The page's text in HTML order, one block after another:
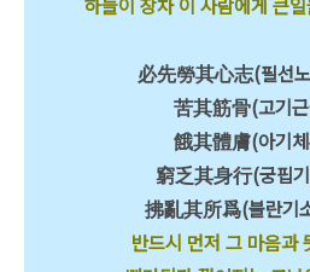
하늘이 장차 이 사람에게 큰
必先勞其心志(필선
苦其筋骨(고기
餓其體膚(아기
窮乏其身行(궁핍
拂亂其所爲(불란기
반드시 먼저 그 마음과